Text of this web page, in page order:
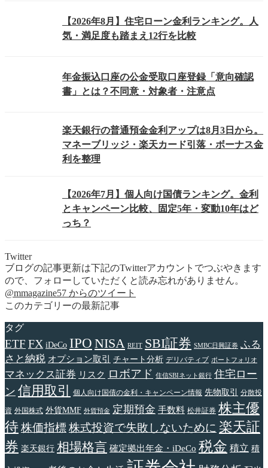
【2026年8月】住宅ローン金利ランキング。人
気・満足度も踏まえ12行を比較
年金振込口座の公金受取口座登録「意向確認
書」とは？不同意・対象者・注意点
楽天銀行の普通預金金利アップは8月3日から。
マネーブリッジ・楽天カード引落・ボーナス金
利を整理
【2026年7月】個人向け国債ランキング。金利
とキャンペーン比較、固定5年・変動10年はど
っち？
Twitter
ブログの記事更新は下記のTwitterアカウントでつぶやきます
ので、フォローしていただくと読み忘れがありません。
@mmagazine57 からのツイート
このカテゴリーの最新記事
タグ
ETF FX iDeCo IPO NISA REIT SBI証券 SMBC日興証券 ふる
さと納税 オプション取引 チャート分析 デリバティブ ポートフォリオ
マネックス証券 リスク ロボアド 住信SBIネット銀行 住宅ロー
ン 信用取引 個人向け国債の金利・キャンペーン情報 先物取引 分散投
資 外国株式 外貨MMF 外貨預金 定期預金 手数料 松井証券 株主優
待株価指標株式投資で失敗しないために 楽天証
券 楽天銀行 相場格言 確定拠出年金・iDeCo 税金 積立 積